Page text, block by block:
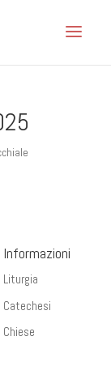
Informazioni
Liturgia
Catechesi
Chiese